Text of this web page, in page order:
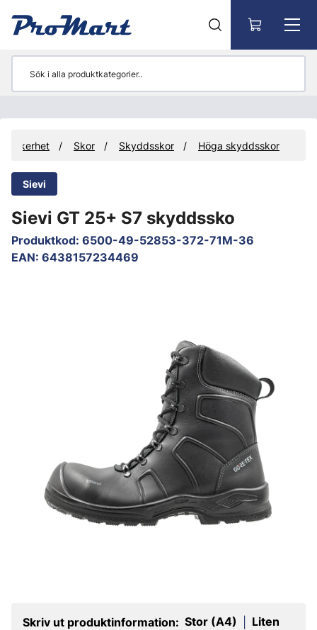
Skor Skyddsskor Höga skyddsskor
Sievi
Sievi GT 25+ S7 skyddssko
Produktkod: 6500-49-52853-372-71M-36
EAN: 6438157234469
Skriv ut produktinformation: Stor (A4) Liten